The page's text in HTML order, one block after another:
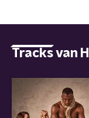
Tracks van